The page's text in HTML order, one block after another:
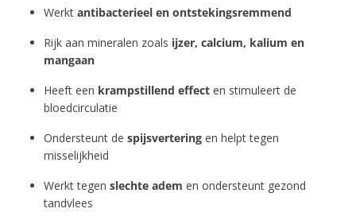
Werkt antibacterieel en ontstekingsremmend
Rijk aan mineralen zoals ijzer, calcium, kalium en
mangaan
Heeft een krampstillend effect en stimuleert de
bloedcirculatie
Ondersteunt de spijsvertering en helpt tegen
misselijkheid
Werkt tegen slechte adem en ondersteunt gezond
tandvlees